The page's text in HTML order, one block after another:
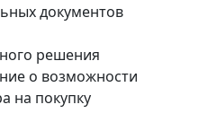
документов
решения
о возможности
на покупку